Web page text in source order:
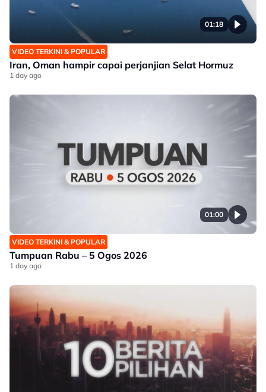
01:18
VIDEO TERKINI & POPULAR
Iran, Oman hampir capai perjanjian Selat Hormuz
1 day ago
01:00
VIDEO TERKINI & POPULAR
Tumpuan Rabu – 5 Ogos 2026
1 day ago